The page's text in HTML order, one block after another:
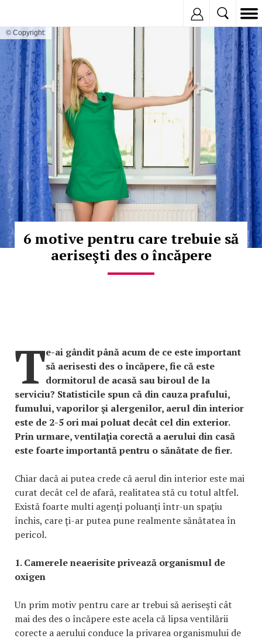
© Copyright:
6 motive pentru care trebuie să
aeriseşti des o încăpere
Te-ai gândit până acum de ce este important
să aerisesti des o încăpere, fie că este
dormitorul de acasă sau biroul de la
serviciu? Statisticile spun că din cauza prafului,
fumului, vaporilor şi alergenilor, aerul din interior
este de 2-5 ori mai poluat decât cel din exterior.
Prin urmare, ventilaţia corectă a aerului din casă
este foarte importantă pentru o sănătate de fier.
Chiar dacă ai putea crede că aerul din interior este mai
curat decât cel de afară, realitatea stă cu totul altfel.
Există foarte multi agenţi poluanţi într-un spaţiu
închis, care ţi-ar putea pune realmente sănătatea în
pericol.
1. Camerele neaerisite privează organismul de
oxigen
Un prim motiv pentru care ar trebui să aeriseşti cât
mai des des o încăpere este acela că lipsa ventilării
corecte a aerului conduce la privarea organismului de